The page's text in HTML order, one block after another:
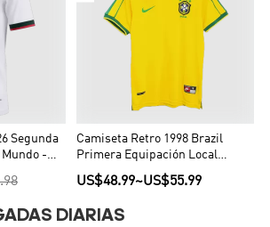
Segunda
Mundo -
Camiseta Retro 1998 Brazil
Primera Equipación Local
Hombre - Versión Hincha
US$48.99~US$55.99
DIARIAS